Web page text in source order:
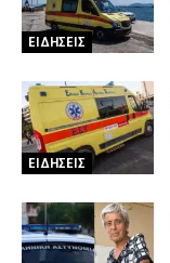
ΕΙΔΗΣΕΙΣ
ΕΙΔΗΣΕΙΣ